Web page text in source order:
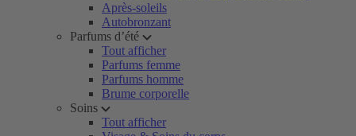
Après-soleils
Autobronzant
Parfums d’été
Tout afficher
Parfums femme
Parfums homme
Brume corporelle
Soins
Tout afficher